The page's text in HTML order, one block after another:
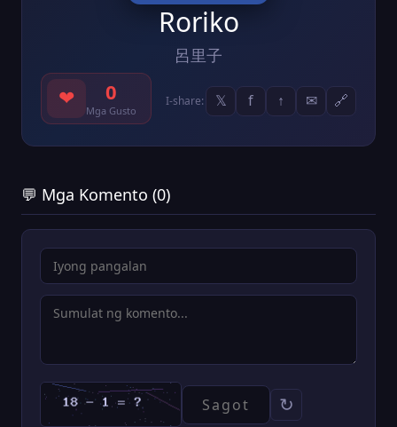
Roriko
呂里子
❤ 0
Mga Gusto
I-share: 𝕏 f ↑ ✉ 🔗
💬 Mga Komento (0)
↻